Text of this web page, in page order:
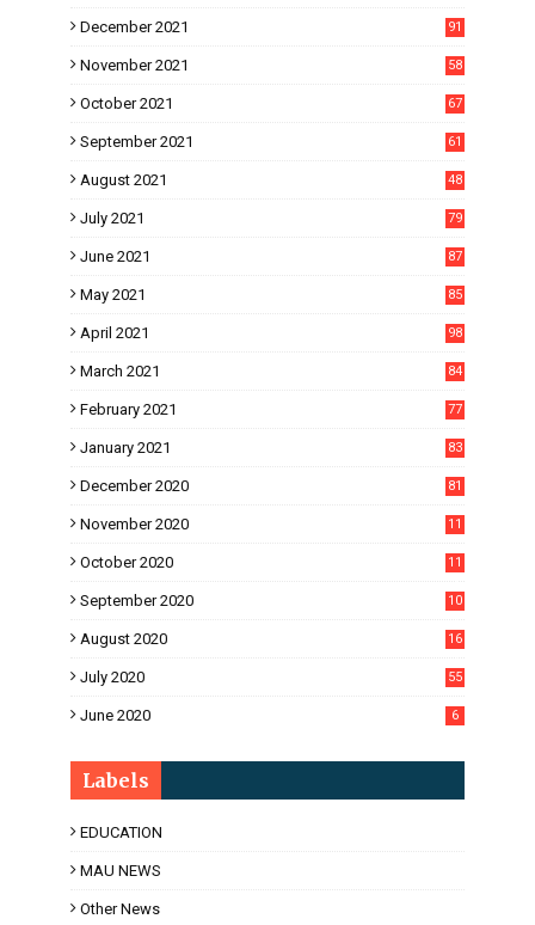
December 2021 91
November 2021 58
October 2021 67
September 2021 61
August 2021 48
July 2021 79
June 2021 87
May 2021 85
April 2021 98
March 2021 84
February 2021 77
January 2021 83
December 2020 81
November 2020
11
October 2020
11
September 2020
10
August 2020
16
July 2020 55
June 2020 6
Labels
EDUCATION
MAU NEWS
Other News